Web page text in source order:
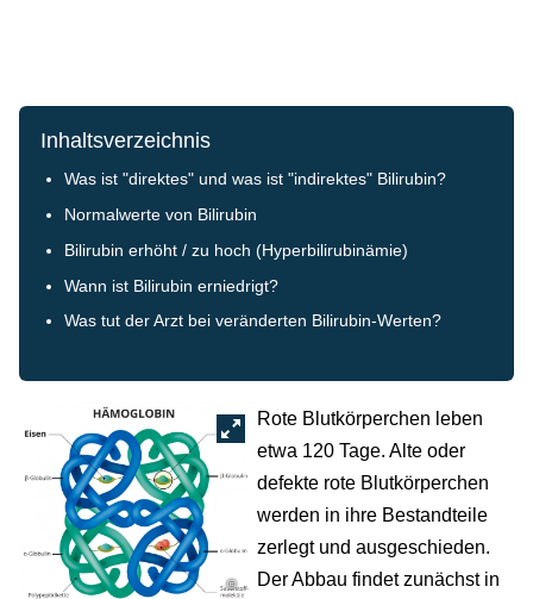
Inhaltsverzeichnis
Was ist "direktes" und was ist "indirektes" Bilirubin?
Normalwerte von Bilirubin
Bilirubin erhöht / zu hoch (Hyperbilirubinämie)
Wann ist Bilirubin erniedrigt?
Was tut der Arzt bei veränderten Bilirubin-Werten?
©
Rote Blutkörperchen leben
etwa 120 Tage. Alte oder
defekte rote Blutkörperchen
werden in ihre Bestandteile
zerlegt und ausgeschieden.
Der Abbau findet zunächst in